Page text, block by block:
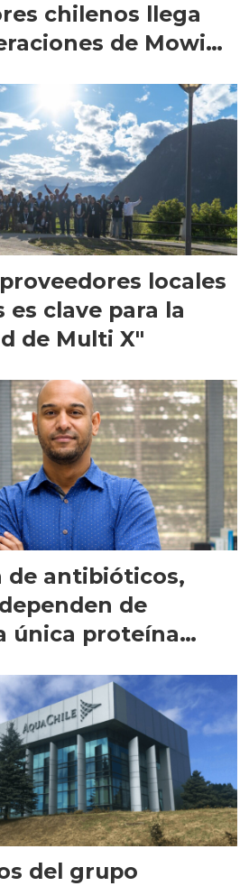
chilenos llega
de Mowi
locales
clave para la
de Multi X"
de antibióticos,
de
única proteína
del grupo